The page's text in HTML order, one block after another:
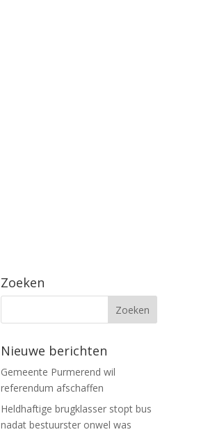
Zoeken
Nieuwe berichten
Gemeente Purmerend wil
referendum afschaffen
Heldhaftige brugklasser stopt bus
nadat bestuurster onwel was